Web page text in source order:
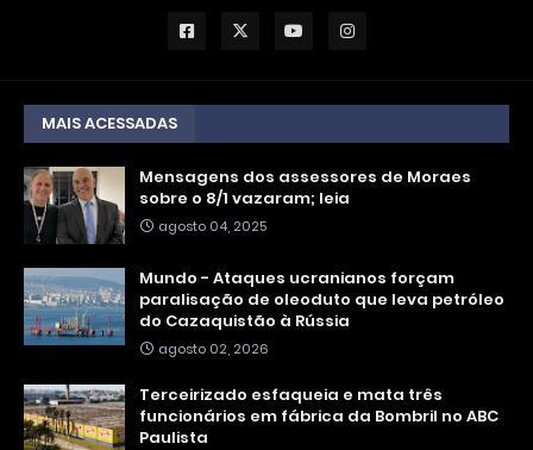
MAIS ACESSADAS
Mensagens dos assessores de Moraes
sobre o 8/1 vazaram; leia
agosto 04, 2025
Mundo - Ataques ucranianos forçam
paralisação de oleoduto que leva petróleo
do Cazaquistão à Rússia
agosto 02, 2026
Terceirizado esfaqueia e mata três
funcionários em fábrica da Bombril no ABC
Paulista